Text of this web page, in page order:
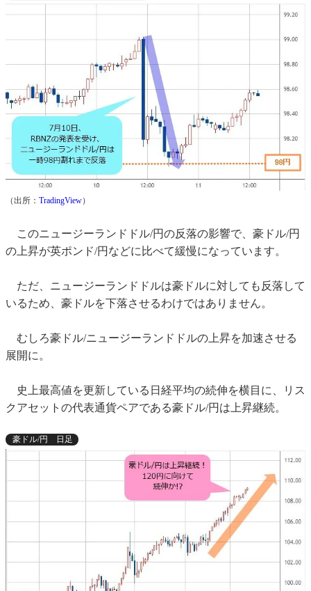
（出所： TradingView）
このニュージーランドドル/円の反落の影響で、豪ドル/円
の上昇が英ポンド/円などに比べて緩慢になっています。
ただ、ニュージーランドドルは豪ドルに対しても反落して
いるため、豪ドルを下落させるわけではありません。
むしろ豪ドル/ニュージーランドドルの上昇を加速させる
展開に。
史上最高値を更新している日経平均の続伸を横目に、リス
クアセットの代表通貨ペアである豪ドル/円は上昇継続。
豪ドル/円 日足